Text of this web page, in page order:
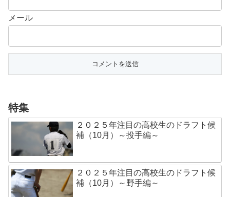
メール
特集
２０２５年注目の高校生のドラフト候
補（10月）～投手編～
２０２５年注目の高校生のドラフト候
補（10月）～野手編～